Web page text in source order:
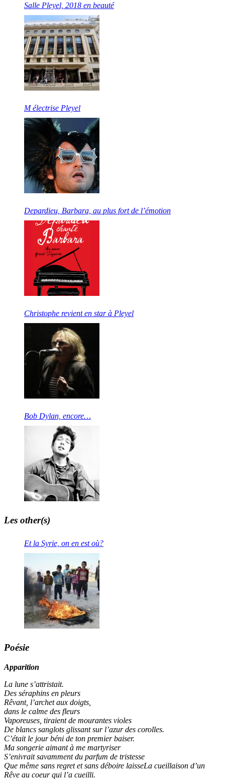
Salle Pleyel, 2018 en beauté
M électrise Pleyel
Depardieu, Barbara, au plus fort de l’émotion
Christophe revient en star à Pleyel
Bob Dylan, encore…
Les other(s)
Et la Syrie, on en est où?
Poésie
Apparition
La lune s’attristait.
Des séraphins en pleurs
Rêvant, l’archet aux doigts,
dans le calme des fleurs
Vaporeuses, tiraient de mourantes violes
De blancs sanglots glissant sur l’azur des corolles.
C’était le jour béni de ton premier baiser.
Ma songerie aimant à me martyriser
S’enivrait savamment du parfum de tristesse
Que même sans regret et sans déboire laisseLa cueillaison d’un
Rêve au coeur qui l’a cueilli.